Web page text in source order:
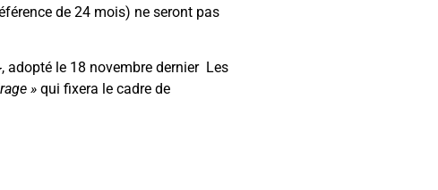
de 24 mois) ne seront pas
, adopté le 18 novembre dernier Les
» qui fixera le cadre de